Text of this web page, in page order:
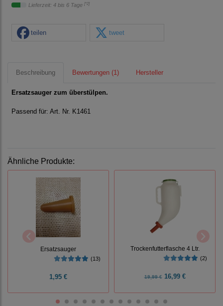
Lieferzeit: 4 bis 6 Tage [*2]
teilen tweet
Beschreibung Bewertungen (1) Hersteller
Ersatzsauger zum überstülpen.
Passend für: Art. Nr. K1461
Ähnliche Produkte:
Ersatzsauger
(13)
1,95 €
Trockenfutterflasche 4 Ltr.
(2)
19,99 €16,99 €